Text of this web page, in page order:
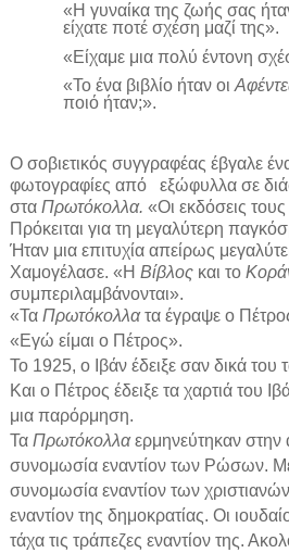
«Η γυναίκα της ζωής σας
είχατε ποτέ σχέση μαζί της».
«Είχαμε μια πολύ έντονη
«Το ένα βιβλίο ήταν οι
ποιό ήταν;».
Ο σοβιετικός συγγραφέας έβγαλε
φωτογραφίες από
εξώφυλλα σε
στα Πρωτόκολλα. «Οι εκδόσεις
Πρόκειται για τη μεγαλύτερη
Ήταν μια επιτυχία απείρως
Χαμογέλασε. «Η Βίβλος και το
συμπεριλαμβάνονται».
«Τα Πρωτόκολλατα έγραψε ο
«Εγώ είμαι ο Πέτρος».
Το 1925, ο Ιβάν έδειξε σαν δικά του
Και ο Πέτρος έδειξε τα χαρτιά του
μια παρόρμηση.
Τα Πρωτόκολλαερμηνεύτηκαν στην
συνομωσία εναντίον των Ρώσων.
συνομωσία εναντίον των
εναντίον της δημοκρατίας. Οι
τάχα τις τράπεζες εναντίον της.